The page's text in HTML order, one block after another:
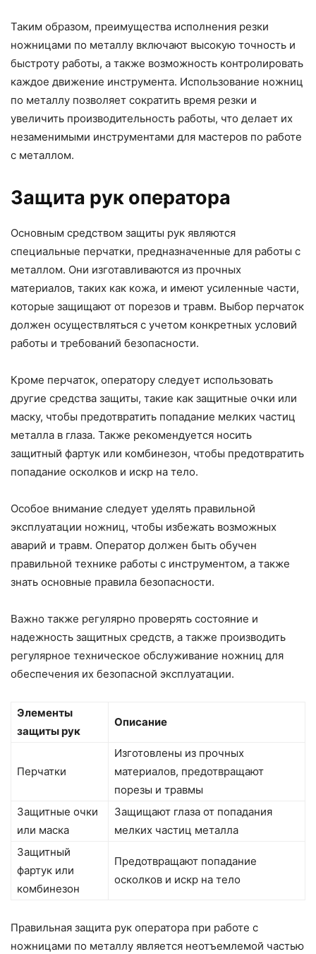
Таким образом, преимущества исполнения резки
ножницами по металлу включают высокую точность и
быстроту работы, а также возможность контролировать
каждое движение инструмента. Использование ножниц
по металлу позволяет сократить время резки и
увеличить производительность работы, что делает их
незаменимыми инструментами для мастеров по работе
с металлом.
Защита рук оператора
Основным средством защиты рук являются
специальные перчатки, предназначенные для работы с
металлом. Они изготавливаются из прочных
материалов, таких как кожа, и имеют усиленные части,
которые защищают от порезов и травм. Выбор перчаток
должен осуществляться с учетом конкретных условий
работы и требований безопасности.
Кроме перчаток, оператору следует использовать
другие средства защиты, такие как защитные очки или
маску, чтобы предотвратить попадание мелких частиц
металла в глаза. Также рекомендуется носить
защитный фартук или комбинезон, чтобы предотвратить
попадание осколков и искр на тело.
Особое внимание следует уделять правильной
эксплуатации ножниц, чтобы избежать возможных
аварий и травм. Оператор должен быть обучен
правильной технике работы с инструментом, а также
знать основные правила безопасности.
Важно также регулярно проверять состояние и
надежность защитных средств, а также производить
регулярное техническое обслуживание ножниц для
обеспечения их безопасной эксплуатации.
Элементы
защиты рук
Описание
Перчатки
Изготовлены из прочных
материалов, предотвращают
порезы и травмы
Защитные очки
или маска
Защищают глаза от попадания
мелких частиц металла
Защитный
фартук или
комбинезон
Предотвращают попадание
осколков и искр на тело
Правильная защита рук оператора при работе с
ножницами по металлу является неотъемлемой частью